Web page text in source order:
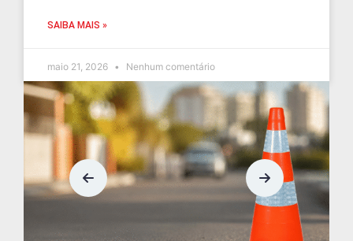
SAIBA MAIS »
maio 21, 2026 Nenhum comentário
1 2 3 4